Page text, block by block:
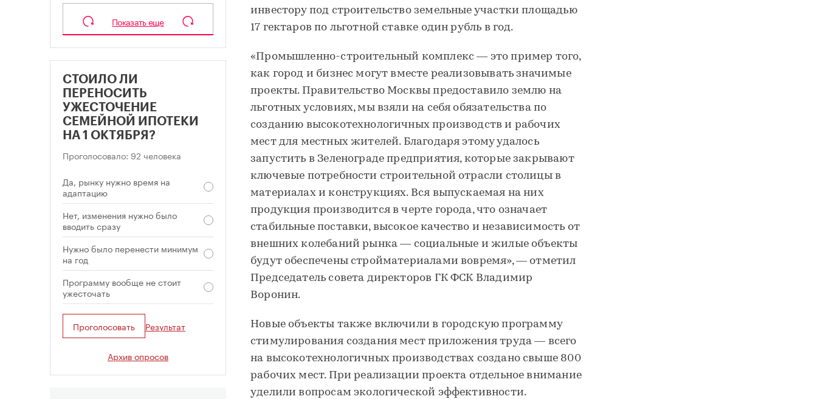
инвестору под строительство земельные участки площадью
17 гектаров по льготной ставке один рубль в год.
«Промышленно-строительный комплекс — это пример того,
как город и бизнес могут вместе реализовывать значимые
проекты. Правительство Москвы предоставило землю на
льготных условиях, мы взяли на себя обязательства по
созданию высокотехнологичных производств и рабочих
мест для местных жителей. Благодаря этому удалось
запустить в Зеленограде предприятия, которые закрывают
ключевые потребности строительной отрасли столицы в
материалах и конструкциях. Вся выпускаемая на них
продукция производится в черте города, что означает
стабильные поставки, высокое качество и независимость от
внешних колебаний рынка — социальные и жилые объекты
будут обеспечены стройматериалами вовремя», — отметил
Председатель совета директоров ГК ФСК Владимир
Воронин.
Новые объекты также включили в городскую программу
стимулирования создания мест приложения труда — всего
на высокотехнологичных производствах создано свыше 800
рабочих мест. При реализации проекта отдельное внимание
уделили вопросам экологической эффективности.
Показать еще
СТОИЛО ЛИ
ПЕРЕНОСИТЬ
УЖЕСТОЧЕНИЕ
СЕМЕЙНОЙ ИПОТЕКИ
НА 1 ОКТЯБРЯ?
Проголосовало: 92 человека
Да, рынку нужно время на
адаптацию
Нет, изменения нужно было
вводить сразу
Нужно было перенести минимум
на год
Программу вообще не стоит
ужесточать
Проголосовать Результат
Архив опросов